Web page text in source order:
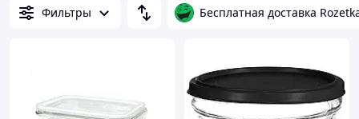
Фильтры Бесплатная доставка